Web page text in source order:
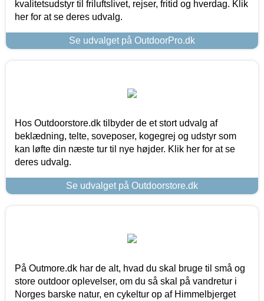
kvalitetsudstyr til friluftslivet, rejser, fritid og hverdag. Klik
her for at se deres udvalg.
Se udvalget på OutdoorPro.dk
Hos Outdoorstore.dk tilbyder de et stort udvalg af
beklædning, telte, soveposer, kogegrej og udstyr som
kan løfte din næste tur til nye højder. Klik her for at se
deres udvalg.
Se udvalget på Outdoorstore.dk
På Outmore.dk har de alt, hvad du skal bruge til små og
store outdoor oplevelser, om du så skal på vandretur i
Norges barske natur, en cykeltur op af Himmelbjerget